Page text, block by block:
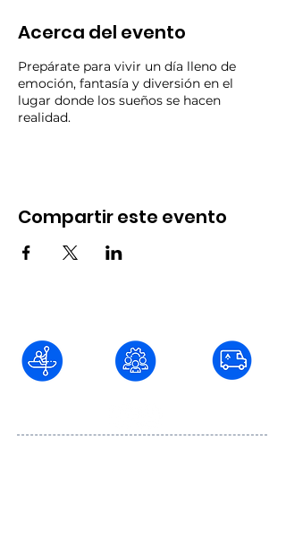
Acerca del evento
Prepárate para vivir un día lleno de
emoción, fantasía y diversión en el
lugar donde los sueños se hacen
realidad.
Compartir este evento